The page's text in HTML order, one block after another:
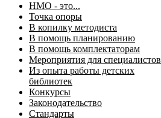
НМО - это...
Точка опоры
В копилку методиста
В помощь планированию
В помощь комплектаторам
Мероприятия для специалистов
Из опыта работы детских
библиотек
Конкурсы
Законодательство
Стандарты